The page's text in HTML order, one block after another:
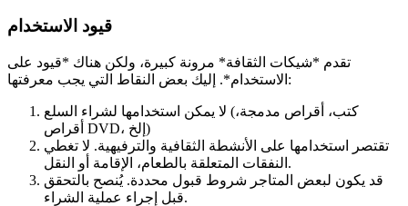
قيود الاستخدام
تقدم *شيكات الثقافة* مرونة كبيرة، ولكن هناك *قيود على
الاستخدام*. إليك بعض النقاط التي يجب معرفتها:
لا يمكن استخدامها لشراء السلع (كتب، أقراص مدمجة،
أقراص DVD، إلخ)
تقتصر استخدامها على الأنشطة الثقافية والترفيهية. لا تغطي
النفقات المتعلقة بالطعام، الإقامة أو النقل.
قد يكون لبعض المتاجر شروط قبول محددة. يُنصح بالتحقق
قبل إجراء عملية الشراء.